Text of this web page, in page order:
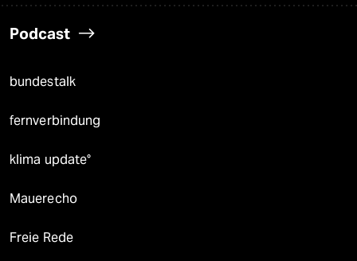
Podcast
bundestalk
fernverbindung
klima update°
Mauerecho
Freie Rede